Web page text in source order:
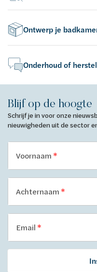
Ontwerp je
Onderhoud of
Blijf op de hoogte
Schrijf je in voor onze
nieuwigheden uit de sector
Voornaam
Achternaam
Email